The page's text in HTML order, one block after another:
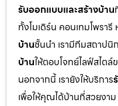
รับออกแบบและสร้างบ้าน
ทั้งโมเดิร์น คอนเทมโพรา
บ้านชั้นนำ เรามีทีมสถาปนิ
บ้านให้ตอบโจทย์ไลฟ์สไต
นอกจากนี้ เรายังให้บริการ
เพื่อให้คุณได้บ้านที่สวยงา